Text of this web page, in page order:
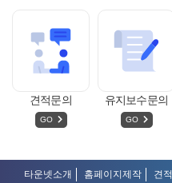
견적문의
GO
유지보수문의
GO
타운넷소개 홈페이지제작 견